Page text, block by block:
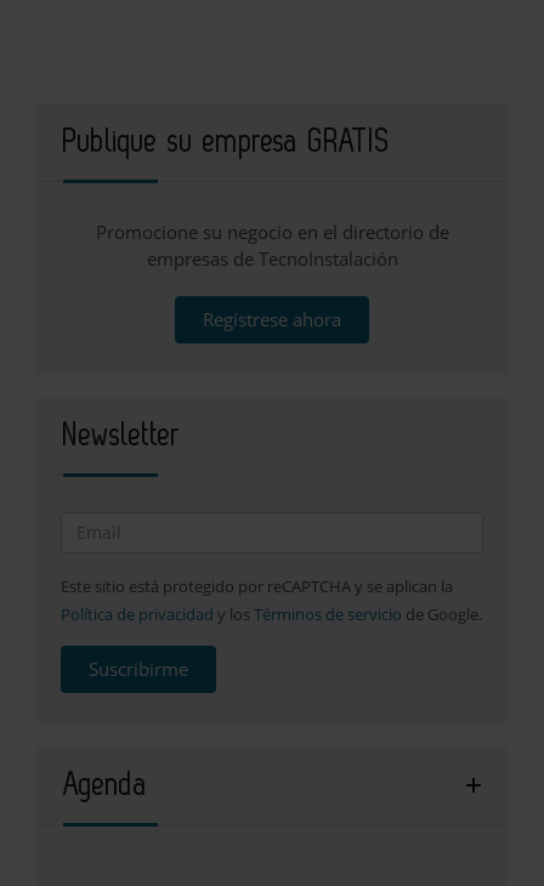
Publique su empresa GRATIS
Promocione su negocio en el directorio de
empresas de TecnoInstalación
Regístrese ahora
Newsletter
Este sitio está protegido por reCAPTCHA y se aplican la
Política de privacidad y los Términos de servicio de Google.
Suscribirme
Agenda